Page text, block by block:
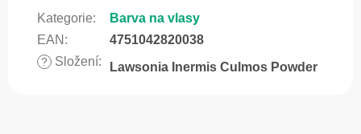
Kategorie:
Barva na vlasy
EAN : 4751042820038
? Složení: Lawsonia Inermis Culmos Powder